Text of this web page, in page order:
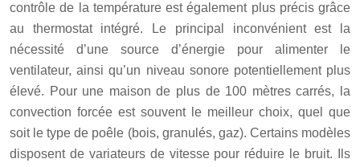
contrôle de la température est également plus précis grâce
au thermostat intégré. Le principal inconvénient est la
nécessité d’une source d’énergie pour alimenter le
ventilateur, ainsi qu’un niveau sonore potentiellement plus
élevé. Pour une maison de plus de 100 mètres carrés, la
convection forcée est souvent le meilleur choix, quel que
soit le type de poêle (bois, granulés, gaz). Certains modèles
disposent de variateurs de vitesse pour réduire le bruit. Ils